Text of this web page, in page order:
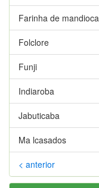
Farinha de mandioca
Folclore
Funji
Indiaroba
Jabuticaba
Ma lcasados
< anterior